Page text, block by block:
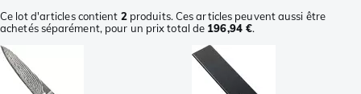
Ce lot d'articles contient 2produits. Ces articles peuvent aussi être
achetés séparément, pour un prix total de 196,94 €.